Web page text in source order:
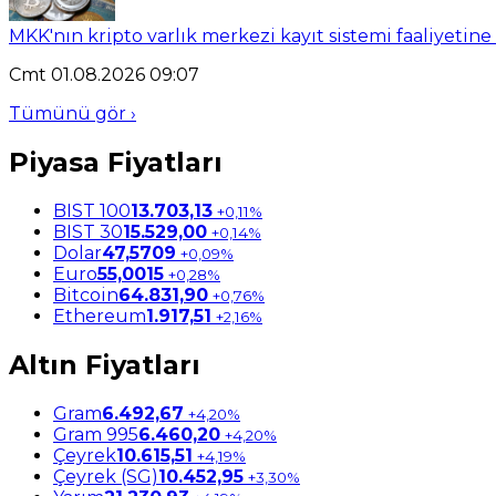
MKK'nın kripto varlık merkezi kayıt sistemi faaliyetine
Cmt 01.08.2026 09:07
Tümünü gör ›
Piyasa Fiyatları
BIST 10013.703,13 +0,11%
BIST 3015.529,00 +0,14%
Dolar47,5709 +0,09%
Euro55,0015 +0,28%
Bitcoin64.831,90 +0,76%
Ethereum1.917,51 +2,16%
Altın Fiyatları
Gram6.492,67 +4,20%
Gram 9956.460,20 +4,20%
Çeyrek10.615,51 +4,19%
Çeyrek (SG)10.452,95 +3,30%